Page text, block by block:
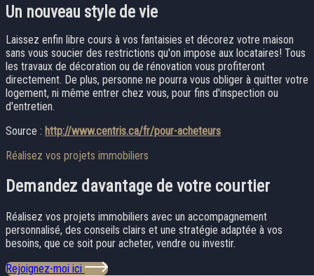
Un nouveau style de vie
Laissez enfin libre cours à vos fantaisies et décorez votre maison
sans vous soucier des restrictions qu'on impose aux locataires! Tous
les travaux de décoration ou de rénovation vous profiteront
directement. De plus, personne ne pourra vous obliger à quitter votre
logement, ni même entrer chez vous, pour fins d'inspection ou
d'entretien.
Source : http://www.centris.ca/fr/pour-acheteurs
Réalisez vos projets immobiliers
Demandez davantage de votre courtier
Réalisez vos projets immobiliers avec un accompagnement
personnalisé, des conseils clairs et une stratégie adaptée à vos
besoins, que ce soit pour acheter, vendre ou investir.
Rejoignez-moi ici